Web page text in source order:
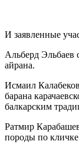
И заявленные
Альберд Эльбаев
айрана.
Исмаил
барана
балкарским
Ратмир
породы по